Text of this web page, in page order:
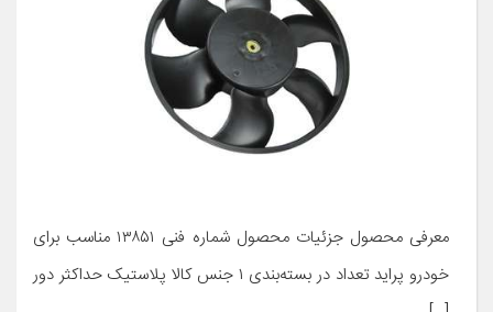
معرفی محصول جزئیات محصول شماره فنی ۱۳۸۵۱ مناسب برای
خودرو پراید تعداد در بسته‌بندی ۱ جنس کالا پلاستیک حداکثر دور